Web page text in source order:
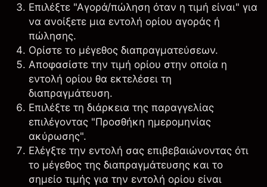
Επιλέξτε "Αγορά/πώληση όταν η τιμή είναι" για
να ανοίξετε μια εντολή ορίου αγοράς ή
πώλησης.
Ορίστε το μέγεθος διαπραγματεύσεων.
Αποφασίστε την τιμή ορίου στην οποία η
εντολή ορίου θα εκτελέσει τη
διαπραγμάτευση.
Επιλέξτε τη διάρκεια της παραγγελίας
επιλέγοντας "Προσθήκη ημερομηνίας
ακύρωσης".
Ελέγξτε την εντολή σας επιβεβαιώνοντας ότι
το μέγεθος της διαπραγμάτευσης και το
σημείο τιμής για την εντολή ορίου είναι